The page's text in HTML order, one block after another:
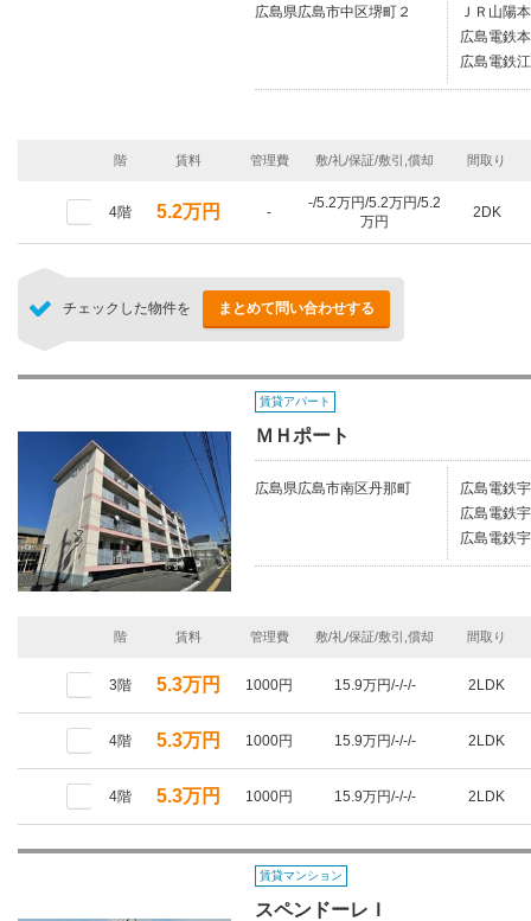
広島県広島市中区堺町２
ＪＲ山陽
広島電鉄
広島電鉄
階 賃料 管理費 敷/礼/保証/敷引,償却 間取り
4階 5.2万円 -
-/5.2万円/5.2万円/5.2
万円
2DK
チェックした物件を まとめて問い合わせする
賃貸アパート
ＭＨポート
広島県広島市南区丹那町
広島電鉄
広島電鉄
広島電鉄
階 賃料 管理費 敷/礼/保証/敷引,償却 間取り
3階 5.3万円 1000円 15.9万円/-/-/- 2LDK
4階 5.3万円 1000円 15.9万円/-/-/- 2LDK
4階 5.3万円 1000円 15.9万円/-/-/- 2LDK
賃貸マンション
スペンドーレＩ